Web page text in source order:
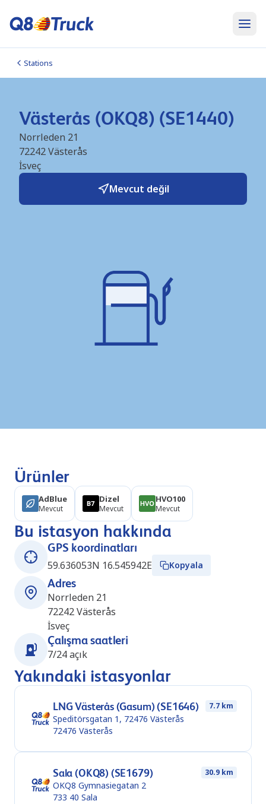
Stations
Västerås (OKQ8) (SE1440)
Norrleden 21
72242Västerås
İsveç
Mevcut değil
Ürünler
AdBlue
Mevcut
Dizel
Mevcut
HVO100
Mevcut
Bu istasyon hakkında
GPS koordinatları
59.636053N 16.545942E
Kopyala
Adres
Norrleden 21
72242Västerås
İsveç
Çalışma saatleri
7/24 açık
Yakındaki istasyonlar
LNG Västerås (Gasum) (SE1646) 7.7 km
Speditörsgatan 1, 72476 Västerås
72476 Västerås
Sala (OKQ8) (SE1679) 30.9 km
OKQ8 Gymnasiegatan 2
733 40 Sala